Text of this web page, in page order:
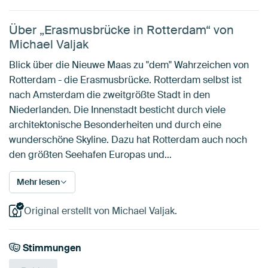
Über „Erasmusbrücke in Rotterdam“ von
Michael Valjak
Blick über die Nieuwe Maas zu "dem" Wahrzeichen von
Rotterdam - die Erasmusbrücke. Rotterdam selbst ist
nach Amsterdam die zweitgrößte Stadt in den
Niederlanden. Die Innenstadt besticht durch viele
architektonische Besonderheiten und durch eine
wunderschöne Skyline. Dazu hat Rotterdam auch noch
den größten Seehafen Europas und…
Mehr lesen
Original erstellt von Michael Valjak.
Stimmungen